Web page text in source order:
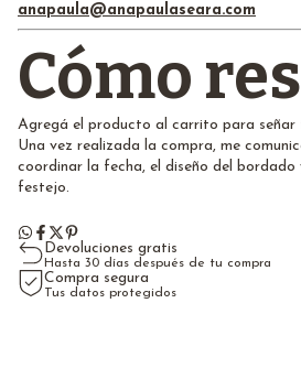
anapaula@anapaulaseara.com
Cómo
Agregá el producto al carrito para señar
Una vez realizada la compra, me
coordinar la fecha, el diseño del bordado
festejo.
Devoluciones gratis
Hasta 30 días después de tu compra
Compra segura
Tus datos protegidos